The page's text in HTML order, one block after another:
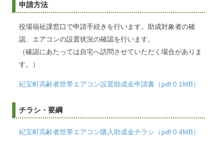
申請方法
役場福祉課窓口で申請手続きを行います。助成対象者の確
認、エアコンの設置状況の確認を行います。
（確認にあたっては自宅へ訪問させていただく場合がありま
す。）
紀宝町高齢者世帯エアコン設置助成金申請書（pdf:0.1MB）
チラシ・要綱
紀宝町高齢者世帯エアコン購入助成金チラシ（pdf:0.4MB）